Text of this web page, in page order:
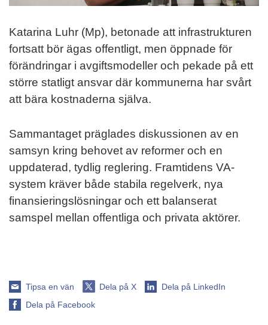
Katarina Luhr (Mp), betonade att infrastrukturen
fortsatt bör ägas offentligt, men öppnade för
förändringar i avgiftsmodeller och pekade på ett
större statligt ansvar där kommunerna har svårt
att bära kostnaderna själva.
Sammantaget präglades diskussionen av en
samsyn kring behovet av reformer och en
uppdaterad, tydlig reglering. Framtidens VA-
system kräver både stabila regelverk, nya
finansieringslösningar och ett balanserat
samspel mellan offentliga och privata aktörer.
Tipsa en vän Dela på X
Dela på LinkedIn
Dela på Facebook